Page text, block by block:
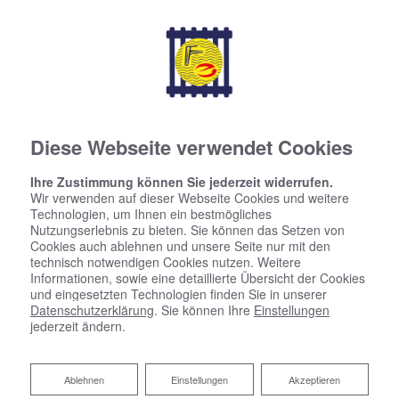
seit über 95 Jahren
Diese Webseite verwendet Cookies
Ihre Zustimmung können Sie jederzeit widerrufen.
Wir verwenden auf dieser Webseite Cookies und weitere
Technologien, um Ihnen ein bestmögliches
Nutzungserlebnis zu bieten. Sie können das Setzen von
Cookies auch ablehnen und unsere Seite nur mit den
technisch notwendigen Cookies nutzen. Weitere
Informationen, sowie eine detaillierte Übersicht der Cookies
und eingesetzten Technologien finden Sie in unserer
Datenschutzerklärung. Sie können Ihre Einstellungen
jederzeit ändern.
Akzeptieren
Einstellungen
Ablehnen
Ablehnen